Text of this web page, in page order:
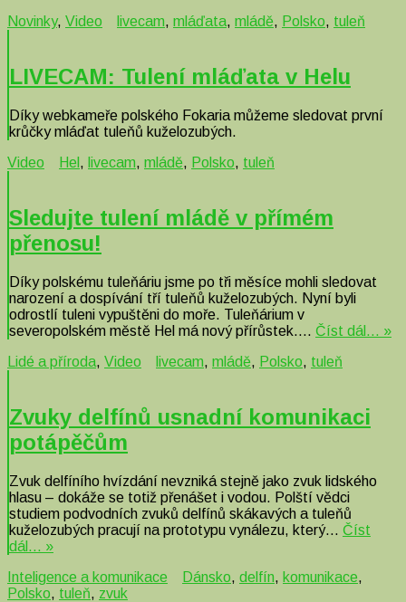
Novinky, Video livecam, mláďata, mládě, Polsko, tuleň
LIVECAM: Tulení mláďata v Helu
Díky webkameře polského Fokaria můžeme sledovat první
krůčky mláďat tuleňů kuželozubých.
Video
Hel , livecam, mládě, Polsko, tuleň
Sledujte tulení mládě v přímém
přenosu!
Díky polskému tuleňáriu jsme po tři měsíce mohli sledovat
narození a dospívání tří tuleňů kuželozubých. Nyní byli
odrostlí tuleni vypuštěni do moře. Tuleňárium v
severopolském městě Hel má nový přírůstek…. Číst dál… »
Lidé a příroda, Video livecam, mládě, Polsko, tuleň
Zvuky delfínů usnadní komunikaci
potápěčům
Zvuk delfíního hvízdání nevzniká stejně jako zvuk lidského
hlasu – dokáže se totiž přenášet i vodou. Polští vědci
studiem podvodních zvuků delfínů skákavých a tuleňů
kuželozubých pracují na prototypu vynálezu, který… Číst
dál… »
Inteligence a komunikace
Dánsko, delfín, komunikace,
Polsko, tuleň, zvuk